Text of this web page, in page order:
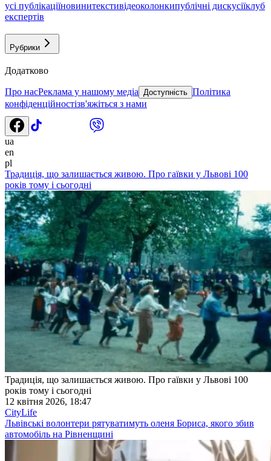
усі публікаціїновинитекстивідеоколонкипублічні дискусіїклуб
експертів
Рубрики
Додатково
Про насРеклама у нашому медіа Доступність Політика
конфіденційностізв'яжіться з нами
ua
en
pl
Традиція, що залишається живою. Про гаївки у Львові 100
років тому і сьогодні
Традиція, що залишається живою. Про гаївки у Львові 100
років тому і сьогодні
12 квітня 2026, 18:47
CityLife
Львівські волонтери рятуватимуть оленя Бориса, якого збив
автомобіль на Рівненщині